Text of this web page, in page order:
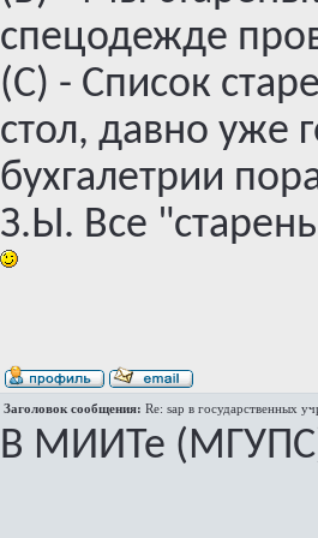
спецодежде
(С) - Список
стол, давно уже
бухгалетрии
З.Ы. Все
Заголовок сообщения: Re: sap в государственных
В МИИТе